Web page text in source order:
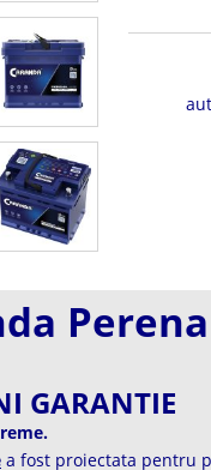
GARANTIE
a fost proiectata pentru